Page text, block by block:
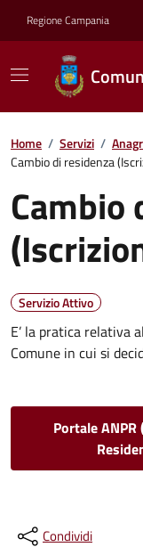
Regione Campania
Home / Servizi /
Cambio di residenza
Cambio
Servizio Attivo
E’ la pratica relativa
Comune in cui si
Portale
Condividi